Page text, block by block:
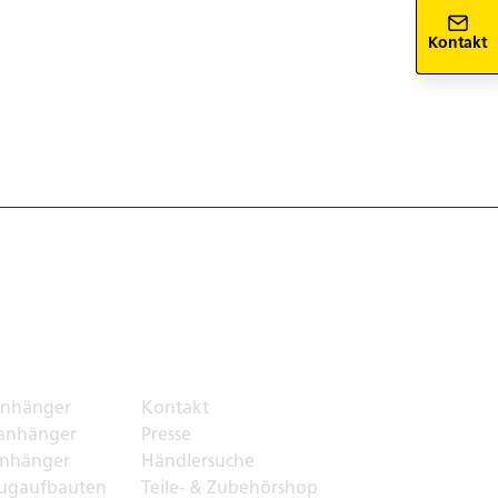
Kontakt
Kontakt
Presse
Händlersuche
Teile- & Zubehörshop